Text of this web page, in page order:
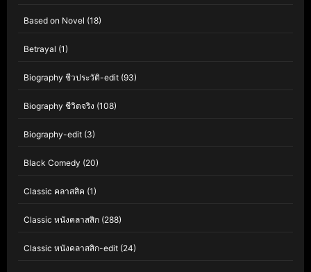
Based on Novel (18)
Betrayal (1)
Biography ชีวประวัติ-edit (93)
Biography ชีวิตจริง (108)
Biography-edit (3)
Black Comedy (20)
Classic คลาสสิค (1)
Classic หนังคลาสสิก (288)
Classic หนังคลาสสิก-edit (24)